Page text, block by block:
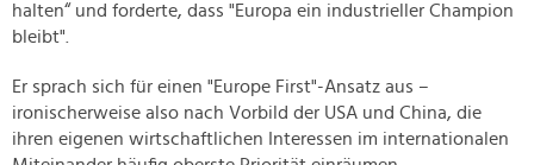
halten“ und forderte, dass "Europa ein industrieller Champion
bleibt".
Er sprach sich für einen "Europe First"-Ansatz aus –
ironischerweise also nach Vorbild der USA und China, die
ihren eigenen wirtschaftlichen Interessen im internationalen